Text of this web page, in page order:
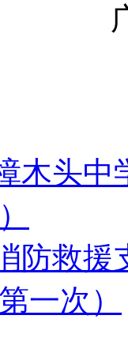
木头中
防救援
一次）